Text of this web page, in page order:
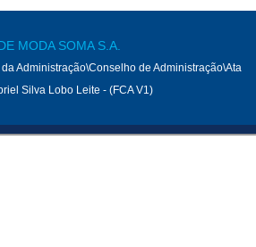
MODA SOMA S.A.
Administração\Conselho de Administração\Ata
Silva Lobo Leite - (FCA V1)